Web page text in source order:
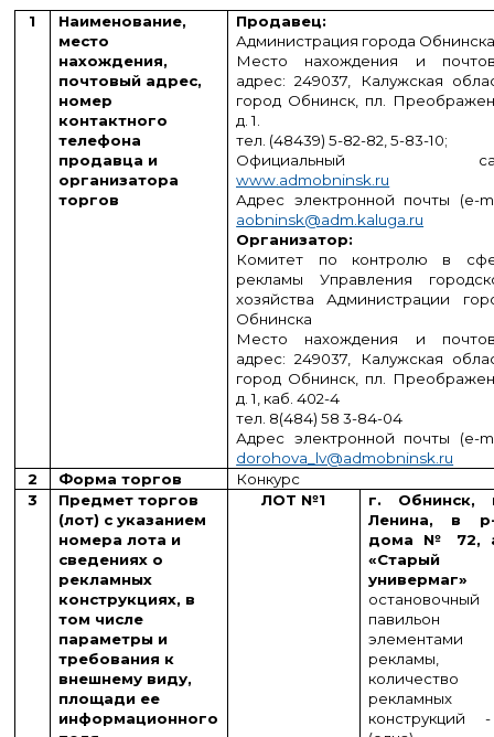
1
Наименование,
место
нахождения,
почтовый адрес,
номер
контактного
телефона
продавца и
организатора
торгов
Продавец:
Администрация города
Место нахождения и
адрес: 249037, Калужская
город Обнинск, пл.
д. 1.
тел. (48439) 5-82-82, 5-83-10;
Официальный
www.admobninsk.ru
Адрес электронной почты (e-
aobninsk@adm.kaluga.ru
Организатор:
Комитет по контролю в
рекламы Управления
хозяйства Администрации
Обнинска
Место нахождения и
адрес: 249037, Калужская
город Обнинск, пл.
д. 1, каб. 402-4
тел. 8(484) 58 3-84-04
Адрес электронной почты (e-
dorohova_lv@admobninsk.ru
2
Форма торгов
Конкурс
3
Предмет торгов
(лот) с указанием
номера лота и
сведениях о
рекламных
конструкциях, в
том числе
параметры и
требования к
внешнему виду,
площади ее
информационного
ЛОТ №1
г. Обнинск,
Ленина, в
дома № 72,
«Старый
универмаг»
остановочный
элементами
рекламы,
количество
рекламных
конструкций